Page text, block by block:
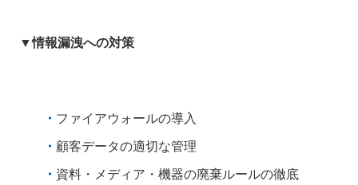
▼情報漏洩への対策
ファイアウォールの導入
顧客データの適切な管理
資料・メディア・機器の廃棄ルールの徹底